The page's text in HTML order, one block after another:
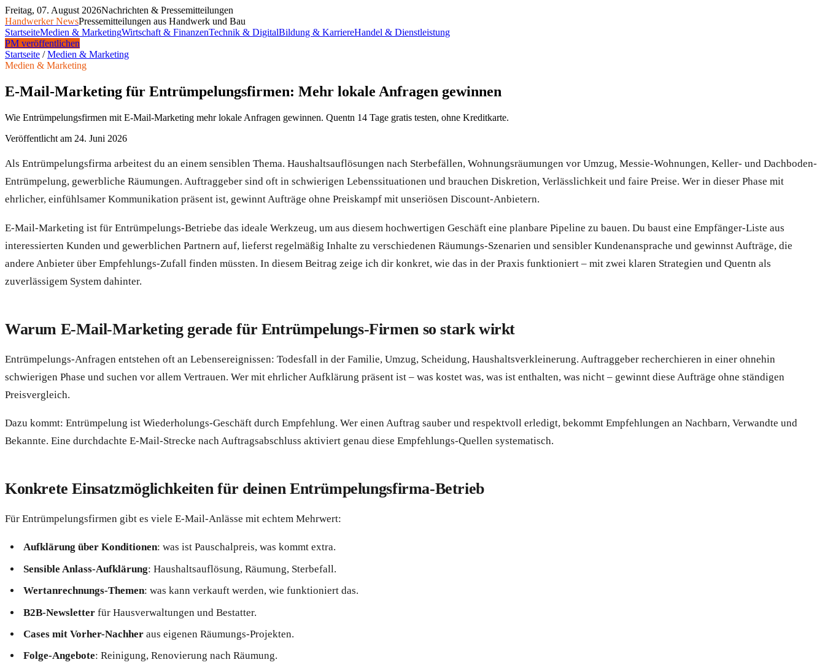
Freitag, 07. August 2026Nachrichten & Pressemitteilungen
Handwerker NewsPressemitteilungen aus Handwerk und Bau
StartseiteMedien & MarketingWirtschaft & FinanzenTechnik & DigitalBildung & KarriereHandel & Dienstleistung
PM veröffentlichen
Startseite /Medien & Marketing
Medien & Marketing
E-Mail-Marketing für Entrümpelungsfirmen: Mehr lokale Anfragen gewinnen
Wie Entrümpelungsfirmen mit E-Mail-Marketing mehr lokale Anfragen gewinnen. Quentn 14 Tage gratis testen, ohne Kreditkarte.
Veröffentlicht am 24. Juni 2026
Als Entrümpelungsfirma arbeitest du an einem sensiblen Thema. Haushaltsauflösungen nach Sterbefällen, Wohnungsräumungen vor Umzug, Messie-Wohnungen, Keller- und Dachboden-
Entrümpelung, gewerbliche Räumungen. Auftraggeber sind oft in schwierigen Lebenssituationen und brauchen Diskretion, Verlässlichkeit und faire Preise. Wer in dieser Phase mit
ehrlicher, einfühlsamer Kommunikation präsent ist, gewinnt Aufträge ohne Preiskampf mit unseriösen Discount-Anbietern.
E-Mail-Marketing ist für Entrümpelungs-Betriebe das ideale Werkzeug, um aus diesem hochwertigen Geschäft eine planbare Pipeline zu bauen. Du baust eine Empfänger-Liste aus
interessierten Kunden und gewerblichen Partnern auf, lieferst regelmäßig Inhalte zu verschiedenen Räumungs-Szenarien und sensibler Kundenansprache und gewinnst Aufträge, die
andere Anbieter über Empfehlungs-Zufall finden müssten. In diesem Beitrag zeige ich dir konkret, wie das in der Praxis funktioniert – mit zwei klaren Strategien und Quentn als
zuverlässigem System dahinter.
Warum E-Mail-Marketing gerade für Entrümpelungs-Firmen so stark wirkt
Entrümpelungs-Anfragen entstehen oft an Lebensereignissen: Todesfall in der Familie, Umzug, Scheidung, Haushaltsverkleinerung. Auftraggeber recherchieren in einer ohnehin
schwierigen Phase und suchen vor allem Vertrauen. Wer mit ehrlicher Aufklärung präsent ist – was kostet was, was ist enthalten, was nicht – gewinnt diese Aufträge ohne ständigen
Preisvergleich.
Dazu kommt: Entrümpelung ist Wiederholungs-Geschäft durch Empfehlung. Wer einen Auftrag sauber und respektvoll erledigt, bekommt Empfehlungen an Nachbarn, Verwandte und
Bekannte. Eine durchdachte E-Mail-Strecke nach Auftragsabschluss aktiviert genau diese Empfehlungs-Quellen systematisch.
Konkrete Einsatzmöglichkeiten für deinen Entrümpelungsfirma-Betrieb
Für Entrümpelungsfirmen gibt es viele E-Mail-Anlässe mit echtem Mehrwert:
Aufklärung über Konditionen: was ist Pauschalpreis, was kommt extra.
Sensible Anlass-Aufklärung: Haushaltsauflösung, Räumung, Sterbefall.
Wertanrechnungs-Themen: was kann verkauft werden, wie funktioniert das.
B2B-Newsletterfür Hausverwaltungen und Bestatter.
Cases mit Vorher-Nachheraus eigenen Räumungs-Projekten.
Folge-Angebote: Reinigung, Renovierung nach Räumung.